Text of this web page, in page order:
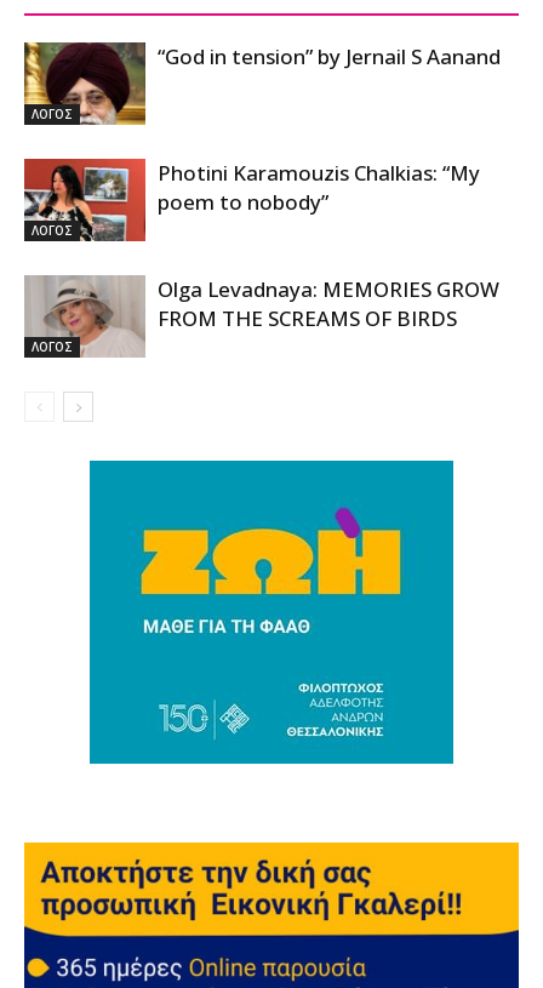
ΛΟΓΟΣ
“God in tension” by Jernail S Aanand
ΛΟΓΟΣ
Photini Karamouzis Chalkias: “My
poem to nobody”
ΛΟΓΟΣ
Olga Levadnaya: MEMORIES GROW
FROM THE SCREAMS OF BIRDS